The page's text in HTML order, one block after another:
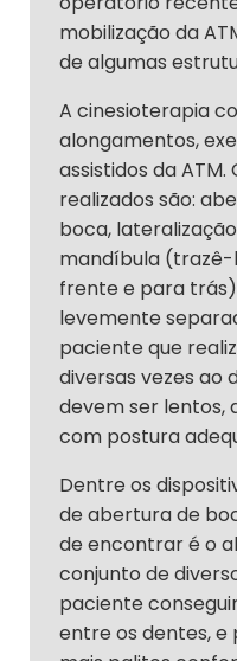
mobilização da
de algumas
A cinesioterapia
alongamentos,
assistidos da
realizados são:
boca,
mandíbula (trazê-
frente e para
levemente
paciente que
diversas vezes ao
devem ser lentos,
com postura
Dentre os
de abertura de
de encontrar é o
conjunto de
paciente
entre os dentes, e